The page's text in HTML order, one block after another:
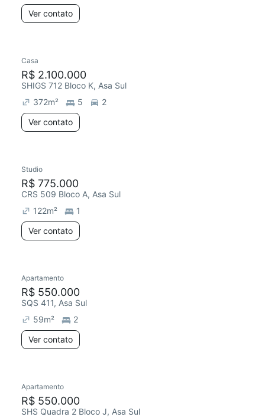
Ver contato
Casa
R$ 2.100.000
SHIGS 712 Bloco K, Asa Sul
372m² 5
2
Ver contato
Studio
R$ 775.000
CRS 509 Bloco A, Asa Sul
122m²
1
Ver contato
Chegou há 1 dia
Apartamento
R$ 550.000
SQS 411, Asa Sul
59m²
2
Ver contato
Chegou este mês
Apartamento
R$ 550.000
SHS Quadra 2 Bloco J, Asa Sul